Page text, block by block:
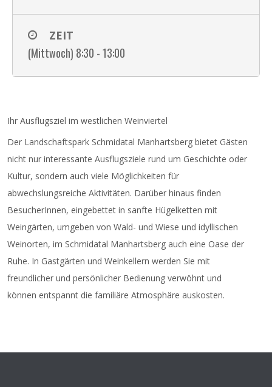
Du bekommst Obst, Getränke und ein Eis.
Kosten:20€/Kind
office@forianihof-walzer.at erbeten!
Ort: Florianigasse 2, 3711 Großmeiseldorf
ZEIT
(Mittwoch) 8:30 - 13:00
Ihr Ausflugsziel im westlichen Weinviertel
Der Landschaftspark Schmidatal Manhartsberg bietet Gästen
nicht nur interessante Ausflugsziele rund um Geschichte oder
Kultur, sondern auch viele Möglichkeiten für
abwechslungsreiche Aktivitäten. Darüber hinaus finden
BesucherInnen, eingebettet in sanfte Hügelketten mit
Weingärten, umgeben von Wald- und Wiese und idyllischen
Weinorten, im Schmidatal Manhartsberg auch eine Oase der
Ruhe. In Gastgärten und Weinkellern werden Sie mit
freundlicher und persönlicher Bedienung verwöhnt und
können entspannt die familiäre Atmosphäre auskosten.